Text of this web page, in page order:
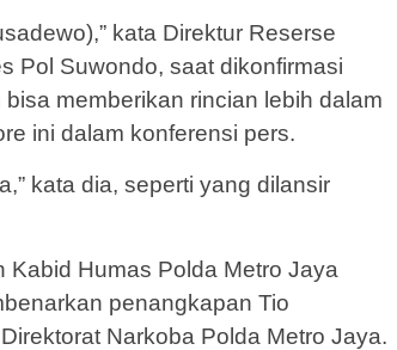
kata Direktur Reserse
Pol Suwondo, saat dikonfirmasi
memberikan rincian lebih dalam
ini dalam konferensi pers.
kata dia, seperti yang dilansir
Humas Polda Metro Jaya
penangkapan Tio
Narkoba Polda Metro Jaya.